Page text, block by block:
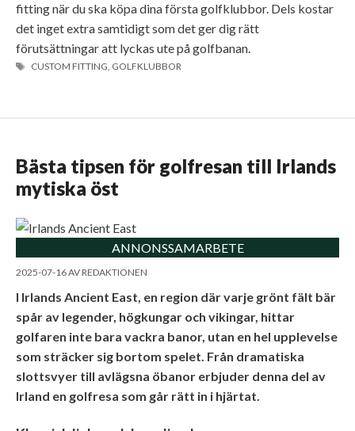
fitting när du ska köpa dina första golfklubbor. Dels kostar
det inget extra samtidigt som det ger dig rätt
förutsättningar att lyckas ute på golfbanan.
ETIKETTER
CUSTOM FITTING, GOLFKLUBBOR
Bästa tipsen för golfresan till Irlands
mytiska öst
ANNONSSAMARBETE
2025-07-16AVREDAKTIONEN
I Irlands Ancient East, en region där varje grönt fält bär
spår av legender, högkungar och vikingar, hittar
golfaren inte bara vackra banor, utan en hel upplevelse
som sträcker sig bortom spelet. Från dramatiska
slottsvyer till avlägsna öbanor erbjuder denna del av
Irland en golfresa som går rätt in i hjärtat.